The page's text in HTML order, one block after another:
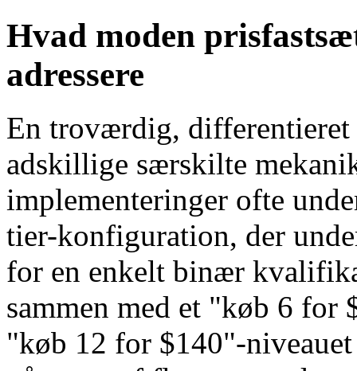
Hvad moden
adressere
En troværdig,
adskillige særskilte
implementeringer ofte
tier-konfiguration, der
for en enkelt binær
sammen med et "køb 6 for
"køb 12 for $140"-